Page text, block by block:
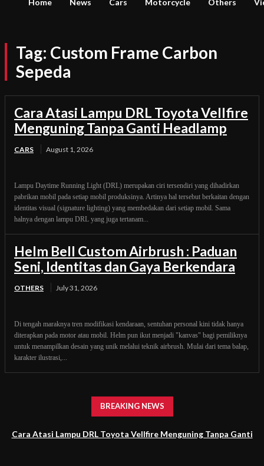
Home News Cars Motorcycle Others
Tag: Custom Frame Carbon
Sepeda
Cara Atasi Lampu DRL Toyota Vellfire
Menguning Tanpa Ganti Headlamp
CARS August 1, 2026
Lampu Daytime Running Light (DRL) merupakan ciri tersendiri yang dihadirkan
pabrikan mobil pada setiap mobil produksinya. Artinya hal tersebut berkaitan dengan
identitas visual (signature lighting) yang membedakan dari setiap mobil. Sama
halnya dengan lampu DRL yang juga tertanam...
Helm Bell Custom Airbrush : Paduan
Seni, Identitas dan Gaya Berkendara
OTHERS July 31, 2026
Di tengah maraknya tren modifikasi kendaraan, sentuhan personal kini tidak hanya
diterapkan pada motor atau mobil. Helm pun ikut menjadi "kanvas" bagi pemiliknya
untuk menampilkan desain yang unik melalui teknik airbrush. Mulai dari tema balap,
karakter ilustrasi,...
BREAKING NEWS
Cara Atasi Lampu DRL Toyota Vellfire Menguning Tanpa Ganti